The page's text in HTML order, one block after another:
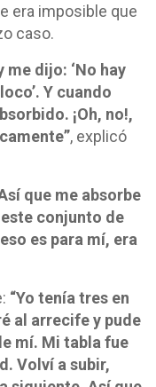
era imposible que
caso.
me dijo: ‘No hay
Y cuando
¡Oh, no!,
, explicó
que me absorbe
conjunto de
es para mí, era
“Yo tenía tres en
al arrecife y pude
mí. Mi tabla fue
Volví a subir,